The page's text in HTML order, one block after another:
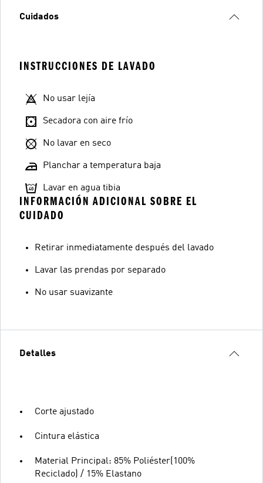
Cuidados
INSTRUCCIONES DE LAVADO
No usar lejía
Secadora con aire frío
No lavar en seco
Planchar a temperatura baja
Lavar en agua tibia
INFORMACIÓN ADICIONAL SOBRE EL
CUIDADO
Retirar inmediatamente después del lavado
Lavar las prendas por separado
No usar suavizante
Detalles
Corte ajustado
Cintura elástica
Material Principal: 85% Poliéster(100%
Reciclado) / 15% Elastano